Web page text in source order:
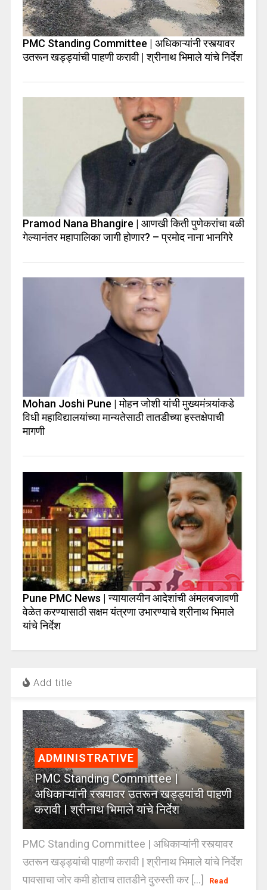
PMC Standing Committee | अधिकाऱ्यांनी रस्त्यावर
उतरून खड्ड्यांची पाहणी करावी | श्रीनाथ भिमाले यांचे निर्देश
Pramod Nana Bhangire | आणखी किती पुणेकरांचा बळी
गेल्यानंतर महापालिका जागी होणार? – प्रमोद नाना भानगिरे
Mohan Joshi Pune | मोहन जोशी यांची मुख्यमंत्र्यांकडे
विधी महाविद्यालयांच्या मान्यतेसाठी तातडीच्या हस्तक्षेपाची
मागणी
Pune PMC News | न्यायालयीन आदेशांची अंमलबजावणी
वेळेत करण्यासाठी सक्षम यंत्रणा उभारण्याचे श्रीनाथ भिमाले
यांचे निर्देश
Add title
ADMINISTRATIVE
PMC Standing Committee |
अधिकाऱ्यांनी रस्त्यावर उतरून खड्ड्यांची पाहणी
करावी | श्रीनाथ भिमाले यांचे निर्देश
PMC Standing Committee | अधिकाऱ्यांनी रस्त्यावर
उतरून खड्ड्यांची पाहणी करावी | श्रीनाथ भिमाले यांचे निर्देश
पावसाचा जोर कमी होताच तातडीने दुरुस्ती कर [...]
Read